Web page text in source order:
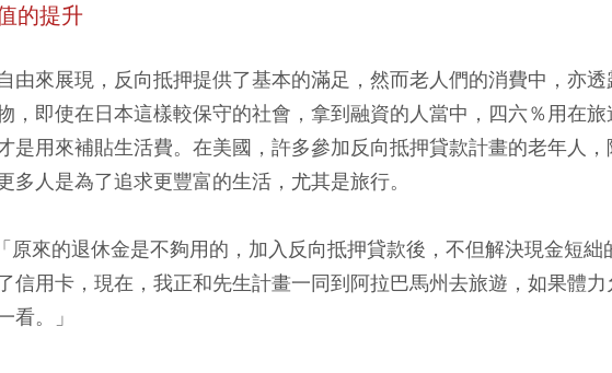
的提升
由來展現，反向抵押提供了基本的滿足，然而老人們的消費中，亦透
，即使在日本這樣較保守的社會，拿到融資的人當中，四六％用在旅
是用來補貼生活費。在美國，許多參加反向抵押貸款計畫的老年人，
多人是為了追求更豐富的生活，尤其是旅行。
原來的退休金是不夠用的，加入反向抵押貸款後，不但解決現金短絀
信用卡，現在，我正和先生計畫一同到阿拉巴馬州去旅遊，如果體力
看。」